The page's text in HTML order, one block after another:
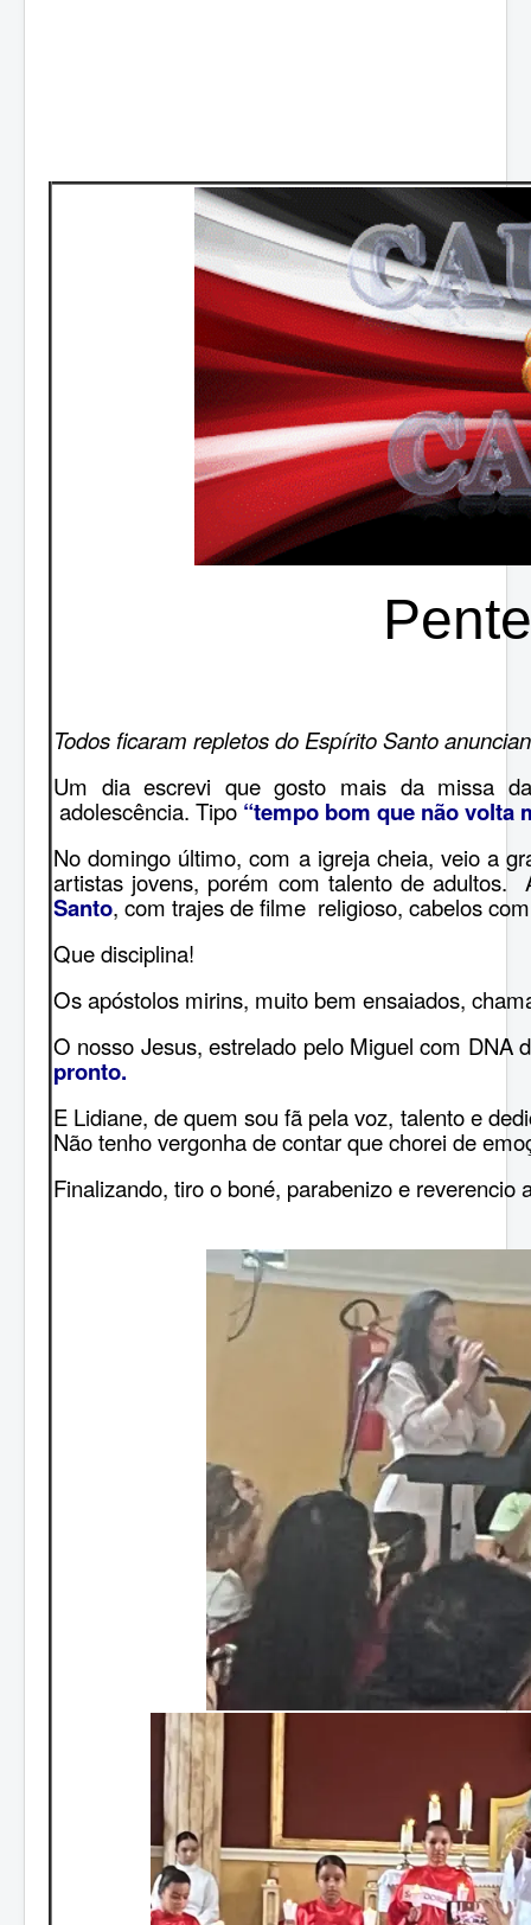
Todos ficaram repletos do Espírito Santo
Um dia escrevi que gosto mais da missa
adolescência. Tipo “tempo bom que não volta
No domingo último, com a igreja cheia, veio a
artistas jovens, porém com talento de adultos.
Santo, com trajes de filme religioso, cabelos
Que disciplina!
Os apóstolos mirins, muito bem ensaiados,
O nosso Jesus, estrelado pelo Miguel com
pronto.
E Lidiane, de quem sou fã pela voz, talento e
Não tenho vergonha de contar que chorei de
Finalizando, tiro o boné, parabenizo e reverencio